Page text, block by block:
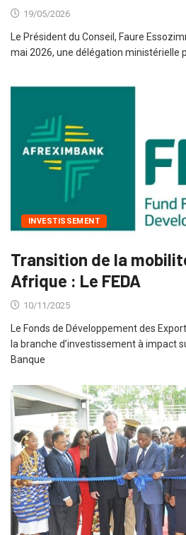
19/05/2026
Le Président du Conseil, Faure
mai 2026, une délégation ministérielle
INVESTISSEMENT
Transition de la
Afrique : Le FEDA
10/11/2025
Le Fonds de Développement des
la branche d’investissement à impact
Banque